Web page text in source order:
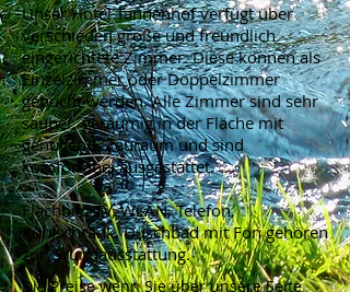
Unser Hotel Tannenhof verfügt über
verschieden große und freundlich
eingerichtete Zimmer. Diese können als
Einzelzimmer oder Doppelzimmer
gebucht werden. Alle Zimmer sind sehr
sauber, geräumig in der Fläche mit
genügend Stauraum und sind
komfortabel ausgestattet.
Flachbild-TV, WLAN, Telefon,
Kühlschrank, Duschbad mit Fön gehören
zur Grundausstattung.
Die Preise wenn Sie über unsere Seite